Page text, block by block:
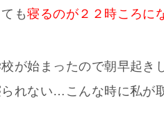
も寝るのが２２時ころに
が始まったので朝早起
れない…こんな時に私が